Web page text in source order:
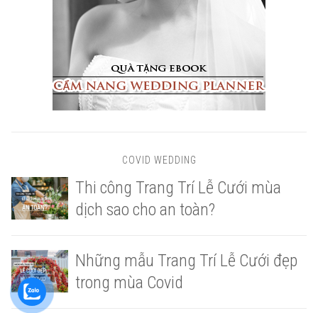
COVID WEDDING
Thi công Trang Trí Lễ Cưới mùa
dịch sao cho an toàn?
Những mẫu Trang Trí Lễ Cưới đẹp
trong mùa Covid